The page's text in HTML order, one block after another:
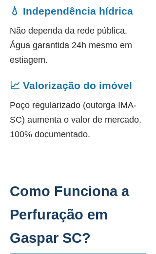
💧 Independência hídrica
Não dependa da rede pública.
Água garantida 24h mesmo em
estiagem.
📈 Valorização do imóvel
Poço regularizado (outorga IMA-
SC) aumenta o valor de mercado.
100% documentado.
Como Funciona a
Perfuração em
Gaspar SC?